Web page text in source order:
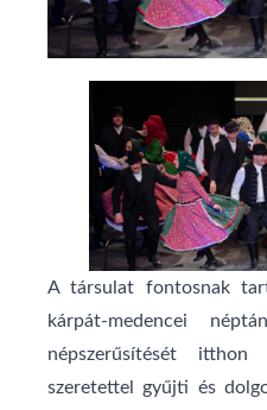
A társulat fontosnak
kárpát-medencei
népszerűsítését
szeretettel gyűjti és